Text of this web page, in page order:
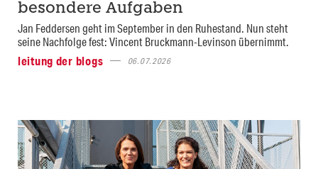
besondere Aufgaben
Jan Feddersen geht im September in den Ruhestand. Nun steht
seine Nachfolge fest: Vincent Bruckmann-Levinson übernimmt.
leitung der blogs
06.07.2026